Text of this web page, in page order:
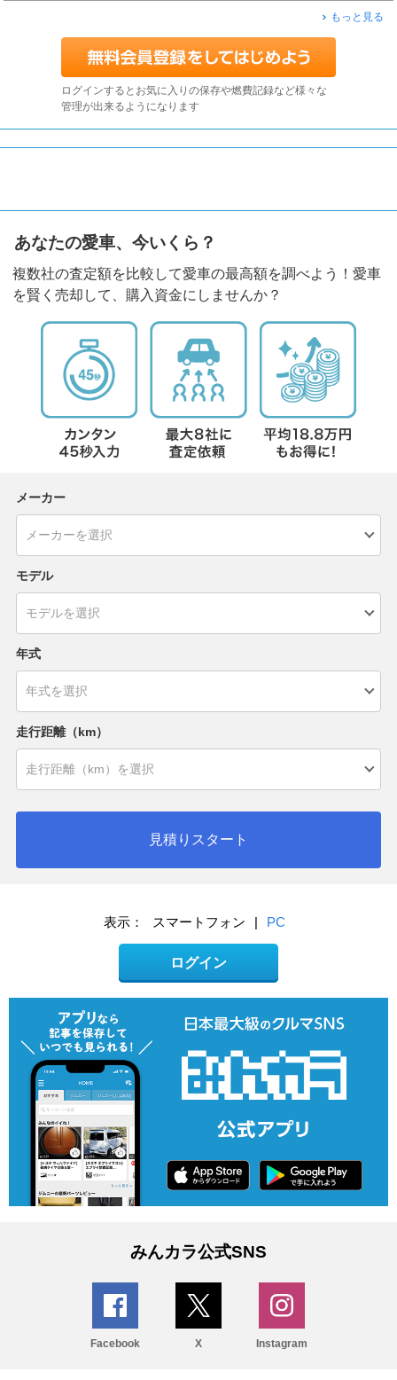
もっと見る
ログインするとお気に入りの保存や燃費記録など様々な
管理が出来るようになります
あなたの愛車、今いくら？
複数社の査定額を比較して愛車の最高額を調べよう！愛車
を賢く売却して、購入資金にしませんか？
メーカー
モデル
年式
走行距離（km）
見積りスタート
表示： スマートフォン | PC
ログイン
みんカラ公式SNS
Facebook X Instagram